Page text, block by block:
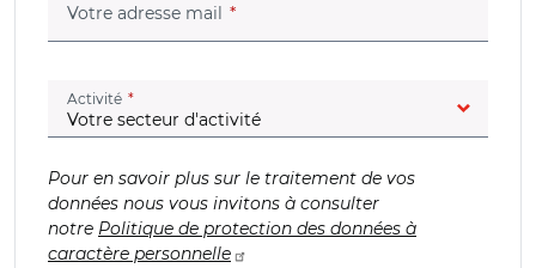
Votre adresse mail (champ obligatoire)
Activité (champ obligatoire)
Pour en savoir plus sur le traitement de vos
données nous vous invitons à consulter
notre Politique de protection des données à
caractère personnelle